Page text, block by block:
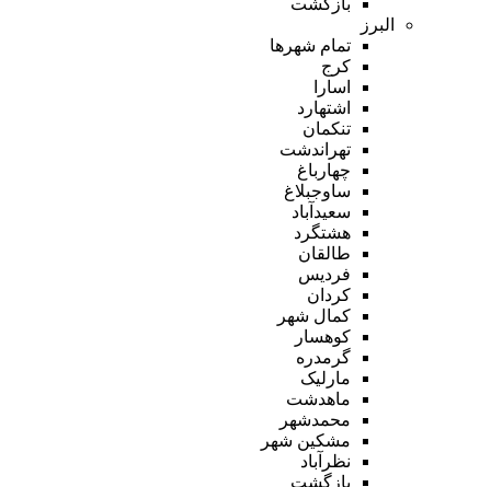
البرز
تمام شهر‌ها
کرج
اسارا
اشتهارد
تنکمان
تهراندشت
چهارباغ
ساوجبلاغ
سعیدآباد
هشتگرد
طالقان
فردیس
کردان
کمال شهر
کوهسار
گرمدره
مارلیک
ماهدشت
محمدشهر
مشکین شهر
نظرآباد
بازگشت